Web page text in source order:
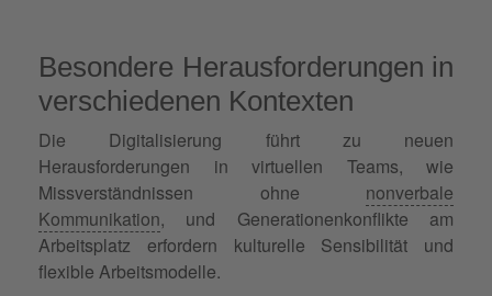
Besondere Herausforderungen in
verschiedenen Kontexten
Die Digitalisierung führt zu neuen
Herausforderungen in virtuellen Teams, wie
Missverständnissen ohne nonverbale
Kommunikation, und Generationenkonflikte am
Arbeitsplatz erfordern kulturelle Sensibilität und
flexible Arbeitsmodelle.